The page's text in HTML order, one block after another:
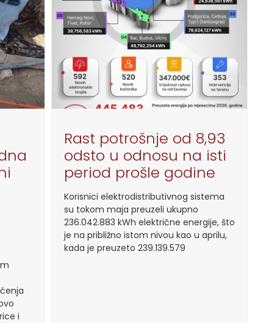
i
Rast potrošnje od 8,93
odsto u odnosu na isti
period prošle godine
Korisnici elektrodistributivnog sistema
su tokom maja preuzeli ukupno
236.042.883 kWh električne energije, što
je na približno istom nivou kao u aprilu,
kada je preuzeto 239.139.579